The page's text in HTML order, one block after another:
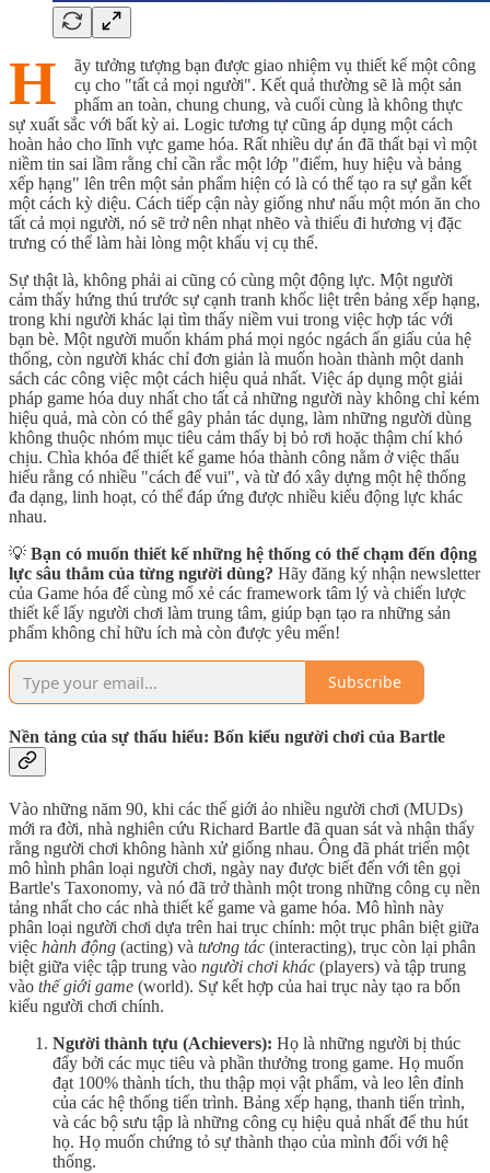
H
ãy tưởng tượng bạn được giao nhiệm vụ thiết kế một công
cụ cho "tất cả mọi người". Kết quả thường sẽ là một sản
phẩm an toàn, chung chung, và cuối cùng là không thực
sự xuất sắc với bất kỳ ai. Logic tương tự cũng áp dụng một cách
hoàn hảo cho lĩnh vực game hóa. Rất nhiều dự án đã thất bại vì một
niềm tin sai lầm rằng chỉ cần rắc một lớp "điểm, huy hiệu và bảng
xếp hạng" lên trên một sản phẩm hiện có là có thể tạo ra sự gắn kết
một cách kỳ diệu. Cách tiếp cận này giống như nấu một món ăn cho
tất cả mọi người, nó sẽ trở nên nhạt nhẽo và thiếu đi hương vị đặc
trưng có thể làm hài lòng một khẩu vị cụ thể.
Sự thật là, không phải ai cũng có cùng một động lực. Một người
cảm thấy hứng thú trước sự cạnh tranh khốc liệt trên bảng xếp hạng,
trong khi người khác lại tìm thấy niềm vui trong việc hợp tác với
bạn bè. Một người muốn khám phá mọi ngóc ngách ẩn giấu của hệ
thống, còn người khác chỉ đơn giản là muốn hoàn thành một danh
sách các công việc một cách hiệu quả nhất. Việc áp dụng một giải
pháp game hóa duy nhất cho tất cả những người này không chỉ kém
hiệu quả, mà còn có thể gây phản tác dụng, làm những người dùng
không thuộc nhóm mục tiêu cảm thấy bị bỏ rơi hoặc thậm chí khó
chịu. Chìa khóa để thiết kế game hóa thành công nằm ở việc thấu
hiểu rằng có nhiều "cách để vui", và từ đó xây dựng một hệ thống
đa dạng, linh hoạt, có thể đáp ứng được nhiều kiểu động lực khác
nhau.
💡 Bạn có muốn thiết kế những hệ thống có thể chạm đến động
lực sâu thẳm của từng người dùng? Hãy đăng ký nhận newsletter
của Game hóa để cùng mổ xẻ các framework tâm lý và chiến lược
thiết kế lấy người chơi làm trung tâm, giúp bạn tạo ra những sản
phẩm không chỉ hữu ích mà còn được yêu mến!
Subscribe
Nền tảng của sự thấu hiểu: Bốn kiểu người chơi của Bartle
Vào những năm 90, khi các thế giới ảo nhiều người chơi (MUDs)
mới ra đời, nhà nghiên cứu Richard Bartle đã quan sát và nhận thấy
rằng người chơi không hành xử giống nhau. Ông đã phát triển một
mô hình phân loại người chơi, ngày nay được biết đến với tên gọi
Bartle's Taxonomy, và nó đã trở thành một trong những công cụ nền
tảng nhất cho các nhà thiết kế game và game hóa. Mô hình này
phân loại người chơi dựa trên hai trục chính: một trục phân biệt giữa
việc hành động (acting) và tương tác (interacting), trục còn lại phân
biệt giữa việc tập trung vào người chơi khác (players) và tập trung
vào thế giới game (world). Sự kết hợp của hai trục này tạo ra bốn
kiểu người chơi chính.
Người thành tựu (Achievers): Họ là những người bị thúc
đẩy bởi các mục tiêu và phần thưởng trong game. Họ muốn
đạt 100% thành tích, thu thập mọi vật phẩm, và leo lên đỉnh
của các hệ thống tiến trình. Bảng xếp hạng, thanh tiến trình,
và các bộ sưu tập là những công cụ hiệu quả nhất để thu hút
họ. Họ muốn chứng tỏ sự thành thạo của mình đối với hệ
thống.